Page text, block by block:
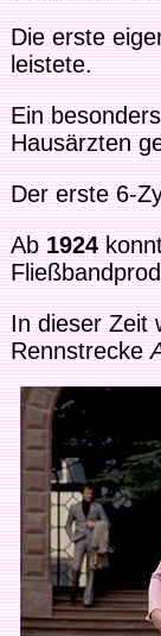
Die erste
leistete.
Ein
Hausärzten
Der erste 6-
Ab1924
In dieser Zeit
Rennstrecke